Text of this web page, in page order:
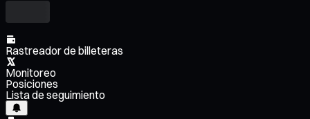
Rastreador de billeteras
Monitoreo
Posiciones
Lista de seguimiento